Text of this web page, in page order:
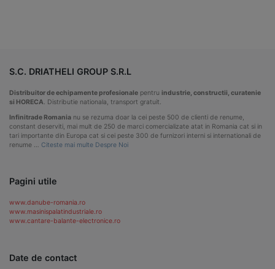
S.C. DRIATHELI GROUP S.R.L
Distribuitor de echipamente profesionale pentru industrie, constructii, curatenie
si HORECA . Distributie nationala, transport gratuit.
Infinitrade Romania nu se rezuma doar la cei peste 500 de clienti de renume,
constant deserviti, mai mult de 250 de marci comercializate atat in Romania cat si in
tari importante din Europa cat si cei peste 300 de furnizori interni si internationali de
renume … Citeste mai multe Despre Noi
Pagini utile
www.danube-romania.ro
www.masinispalatindustriale.ro
www.cantare-balante-electronice.ro
Date de contact